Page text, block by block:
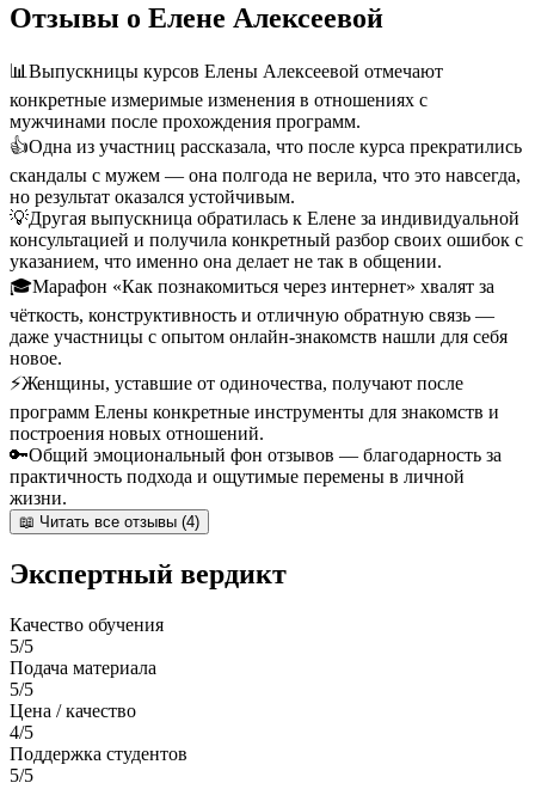
Отзывы о Елене Алексеевой
📊Выпускницы курсов Елены Алексеевой отмечают
конкретные измеримые изменения в отношениях с
мужчинами после прохождения программ.
👍Одна из участниц рассказала, что после курса прекратились
скандалы с мужем — она полгода не верила, что это навсегда,
но результат оказался устойчивым.
💡Другая выпускница обратилась к Елене за индивидуальной
консультацией и получила конкретный разбор своих ошибок с
указанием, что именно она делает не так в общении.
🎓Марафон «Как познакомиться через интернет» хвалят за
чёткость, конструктивность и отличную обратную связь —
даже участницы с опытом онлайн-знакомств нашли для себя
новое.
⚡Женщины, уставшие от одиночества, получают после
программ Елены конкретные инструменты для знакомств и
построения новых отношений.
🔑Общий эмоциональный фон отзывов — благодарность за
практичность подхода и ощутимые перемены в личной
жизни.
📖 Читать все отзывы (4)
Экспертный вердикт
Качество обучения
5/5
Подача материала
5/5
Цена / качество
4/5
Поддержка студентов
5/5